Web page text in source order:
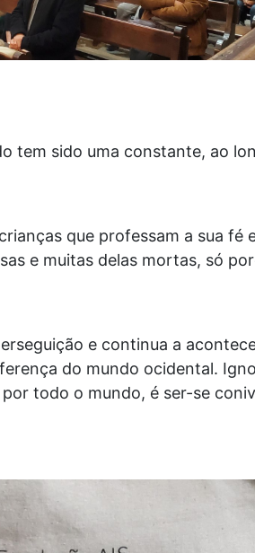
tem sido uma constante, ao
que professam a sua fé
e muitas delas mortas, só
e continua a
do mundo ocidental.
todo o mundo, é ser-se